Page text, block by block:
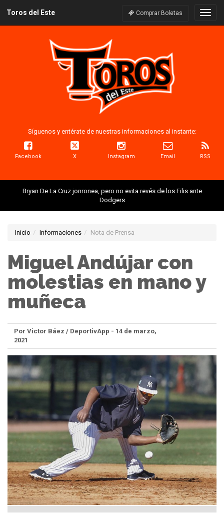
Toros del Este Comprar Boletas
Síguenos y entérate de nuestras informaciones al instante:
Facebook X Instagram Email RSS
Bryan De La Cruz jonronea, pero no evita revés de los Filis ante
Dodgers
Inicio Informaciones Nota de Prensa
Miguel Andújar con
molestias en mano y
muñeca
Por Victor Báez / DeportivApp - 14 de marzo,
2021